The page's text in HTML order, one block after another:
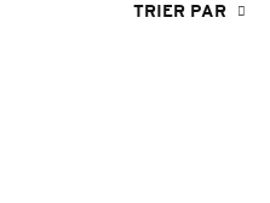
TRIER PAR